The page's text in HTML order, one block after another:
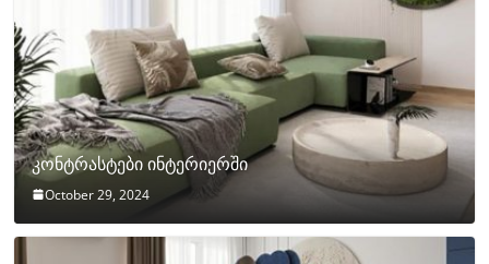
კონტრასტები ინტერიერში
October 29, 2024